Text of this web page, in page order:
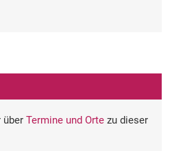
über Termine und Orte zu dieser